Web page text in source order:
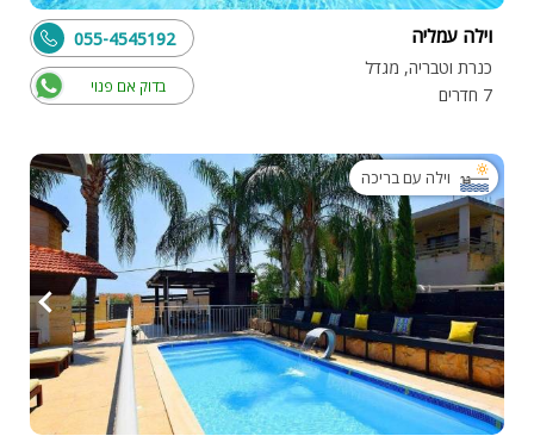
וילה עמליה
כנרת וטבריה, מגדל
7 חדרים
בדוק אם פנוי
055-4545192
וילה עם בריכה